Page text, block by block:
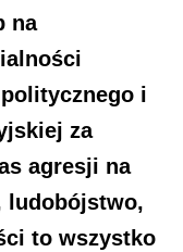
na
i
za
agresji na
ludobójstwo,
to wszystko